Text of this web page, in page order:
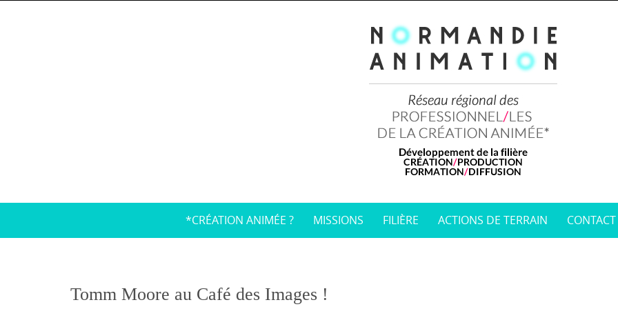
*CRÉATION ANIMÉE ? MISSIONS FILIÈRE ACTIONS DE TERRAIN CONTACT
Tomm Moore au Café des Images !